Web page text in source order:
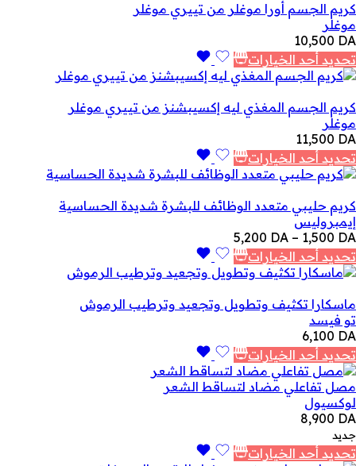
كريم الجسم أورا موغلر من تييري موغلر
موغلر
10,500 DA
تحديد أحد الخيارات
كريم الجسم المغذي ليه إكسيبشنز من تييري موغلر
موغلر
11,500 DA
تحديد أحد الخيارات
كريم حليبي متعدد الوظائف للبشرة شديدة الحساسية
إيمبروليس
1,500 DA
–
5,200 DA
نطاق
السعر:
من
خلال
تحديد أحد الخيارات
ماسكارا تكثيف وتطويل وتجعيد وترطيب الرموش
تو فيسد
6,100 DA
تحديد أحد الخيارات
مصل تفاعلي مضاد لتساقط الشعر
لوكسيول
8,900 DA
جديد
تحديد أحد الخيارات